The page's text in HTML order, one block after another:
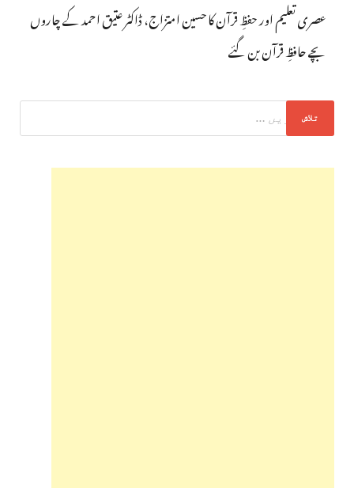
عصری تعلیم اور حفظِ قرآن کا حسین امتزاج، ڈاکٹر عتیق احمد کے چاروں
بچے حافظِ قرآن بن گئے